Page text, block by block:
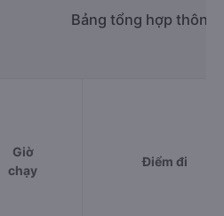
Bảng tổng hợp thông
Giờ
chạy
Điểm đi